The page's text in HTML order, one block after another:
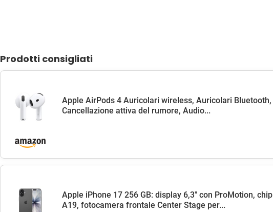
Prodotti consigliati
Apple AirPods 4 Auricolari wireless, Auricolari Bluetooth,
Cancellazione attiva del rumore, Audio...
Apple iPhone 17 256 GB: display 6,3" con ProMotion, chip
A19, fotocamera frontale Center Stage per...